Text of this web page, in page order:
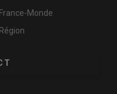
France-Monde
Région